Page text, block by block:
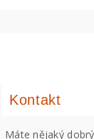
Kontakt
Máte nějaký